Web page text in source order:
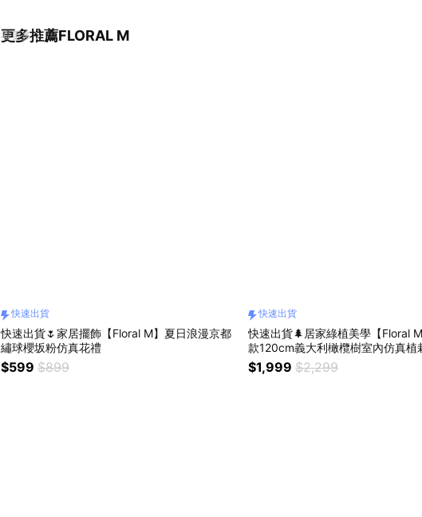
更多推薦FLORAL M
看更多
快速出貨
快速出貨🌷家居擺飾【Floral M】夏日浪漫京都
繡球櫻坂粉仿真花禮
$599 $899
快速出貨
快速出貨🌲居家綠植美學【Floral
款120cm義大利橄欖樹室內仿真植
$1,999 $2,299